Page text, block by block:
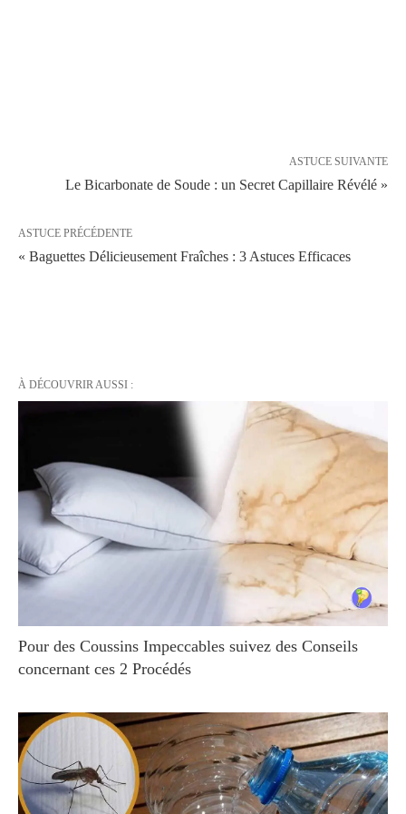
ASTUCE SUIVANTE
Le Bicarbonate de Soude : un Secret Capillaire Révélé »
ASTUCE PRÉCÉDENTE
« Baguettes Délicieusement Fraîches : 3 Astuces Efficaces
À DÉCOUVRIR AUSSI :
Pour des Coussins Impeccables suivez des Conseils
concernant ces 2 Procédés